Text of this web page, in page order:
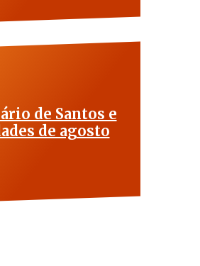
de Santos e
de agosto